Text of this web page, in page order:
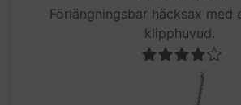
Förlängningsbar häcksax med
klipphuvud.